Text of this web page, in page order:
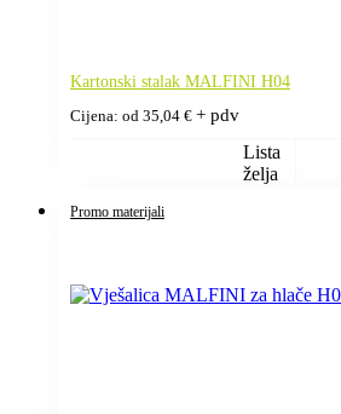
Kartonski stalak MALFINI H04
Cijena: od 35,04 € + pdv
Lista
želja
Promo materijali